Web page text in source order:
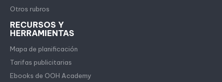
Otros rubros
RECURSOS Y
HERRAMIENTAS
Mapa de planificación
Tarifas publicitarias
Ebooks de OOH Academy